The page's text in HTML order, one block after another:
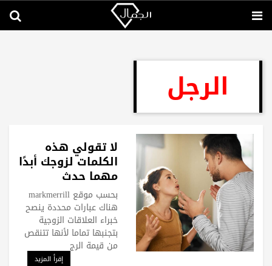
الرجل
لا تقولي هذه
الكلمات لزوجك أبدًا
مهما حدث
بحسب موقع markmerrill
هناك عبارات محددة ينصح
خبراء العلاقات الزوجية
بتجنبها تماما لأنها تتنقص
من قيمة الرج
إقرأ المزيد